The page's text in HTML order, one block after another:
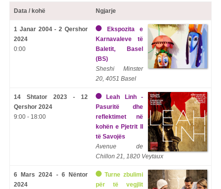
Data / kohë Ngjarje
1 Janar 2004 - 2 Qershor
2024
0:00
Ekspozita e
Karnavaleve të
Baletit, Basel
(BS)
Sheshi Minster
20, 4051 Basel
14 Shtator 2023 - 12
Qershor 2024
9:00 - 18:00
Leah Linh -
Pasuritë dhe
reflektimet në
kohën e Pjetrit II
të Savojës
Avenue de
Chillon 21, 1820 Veytaux
6 Mars 2024 - 6 Nëntor
2024
Turne zbulimi
për të vegjlit